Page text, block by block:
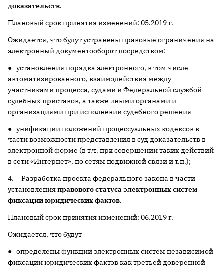
доказательств.
Плановый срок принятия изменений: 05.2019 г.
Ожидается, что будут устранены правовые ограничения на
электронный документооборот посредством:
● установления порядка электронного, в том числе
автоматизированного, взаимодействия между
участниками процесса, судами и Федеральной службой
судебных приставов, а также иными органами и
организациями при исполнении судебного решения
● унификации положений процессуальных кодексов в
части возможности представления в суд доказательств в
электронной форме (в т.ч. при совершении таких действий
в сети «Интернет», по сетям подвижной связи и т.п.);
4. Разработка проекта федерального закона в части
установленияправового статуса электронных систем
фиксации юридических фактов.
Плановый срок принятия изменений: 06.2019 г.
Ожидается, что будут
● определены функции электронных систем независимой
фиксации юридических фактов как третьей доверенной